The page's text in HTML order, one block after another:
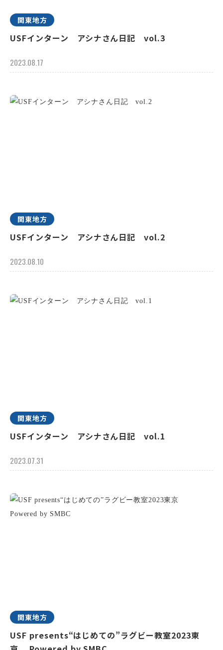
関東地方
USFインターン アシナさん日記 vol.3
2023.08.17
関東地方
USFインターン アシナさん日記 vol.2
2023.08.10
関東地方
USFインターン アシナさん日記 vol.1
2023.07.31
関東地方
USF presents“はじめての”ラグビー教室2023東